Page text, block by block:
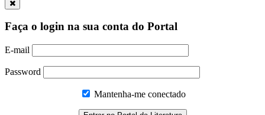
Faça o login na sua conta do Portal
E-mail
Password
Mantenha-me conectado